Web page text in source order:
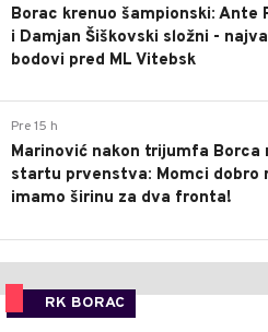
Borac krenuo šampionski: Ante
i Damjan Šiškovski složni -
bodovi pred ML Vitebsk
Pre 15 h
Marinović nakon trijumfa Borca
startu prvenstva: Momci dobro
imamo širinu za dva fronta!
RK BORAC